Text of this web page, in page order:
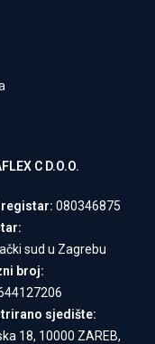
C D.O.O.
080346875
sud u Zagrebu
broj:
sjedište:
18, 10000 ZAREB,